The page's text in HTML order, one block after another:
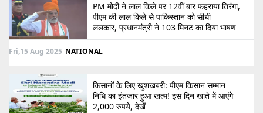
PM मोदी ने लाल किले पर 12वीं बार फहराया तिरंगा,
पीएम की लाल किले से पाकिस्तान को सीधी
ललकार, प्रधानमंत्री ने 103 मिनट का दिया भाषण
Fri,15 Aug 2025 NATIONAL
किसानों के लिए खुशखबरी: पीएम किसान सम्मान
निधि का इंतजार हुआ खत्म! इस दिन खाते में आएंगे
2,000 रुपये, देखें